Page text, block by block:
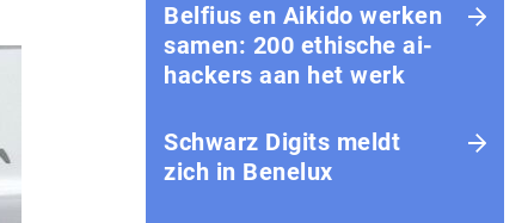
Belfius en Aikido werken
samen: 200 ethische ai-
hackers aan het werk
Schwarz Digits meldt
zich in Benelux